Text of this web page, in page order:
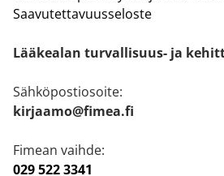
Saavutettavuusseloste
Lääkealan turvallisuus- ja
Sähköpostiosoite:
kirjaamo@fimea.fi
Fimean vaihde:
029 522 3341